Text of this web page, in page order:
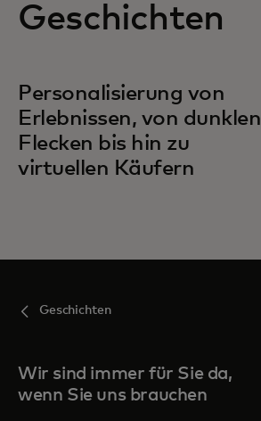
Geschichten
Personalisierung von
Erlebnissen, von dunklen
Flecken bis hin zu
virtuellen Käufern
Geschichten
Wir sind immer für Sie da,
wenn Sie uns brauchen